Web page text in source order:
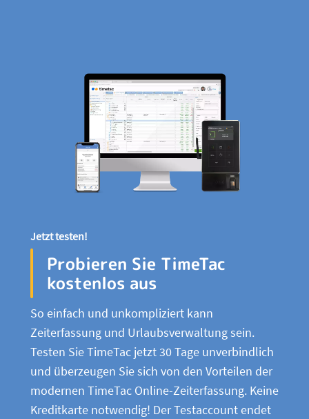
Jetzt testen!
Probieren Sie TimeTac
kostenlos aus
So einfach und unkompliziert kann
Zeiterfassung und Urlaubsverwaltung sein.
Testen Sie TimeTac jetzt 30 Tage unverbindlich
und überzeugen Sie sich von den Vorteilen der
modernen TimeTac Online-Zeiterfassung. Keine
Kreditkarte notwendig! Der Testaccount endet